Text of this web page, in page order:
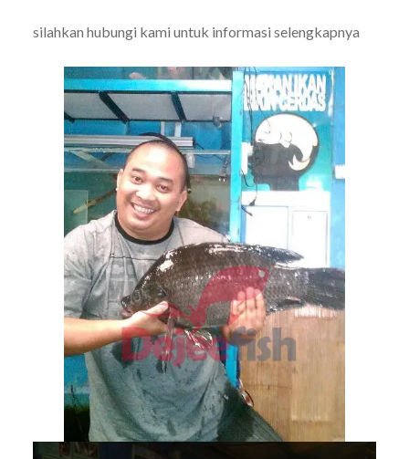
silahkan hubungi kami untuk informasi selengkapnya